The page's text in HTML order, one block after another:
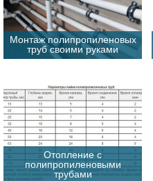
Монтаж полипропиленовых
труб своими руками
Отопление с
полипропиленовыми
трубами